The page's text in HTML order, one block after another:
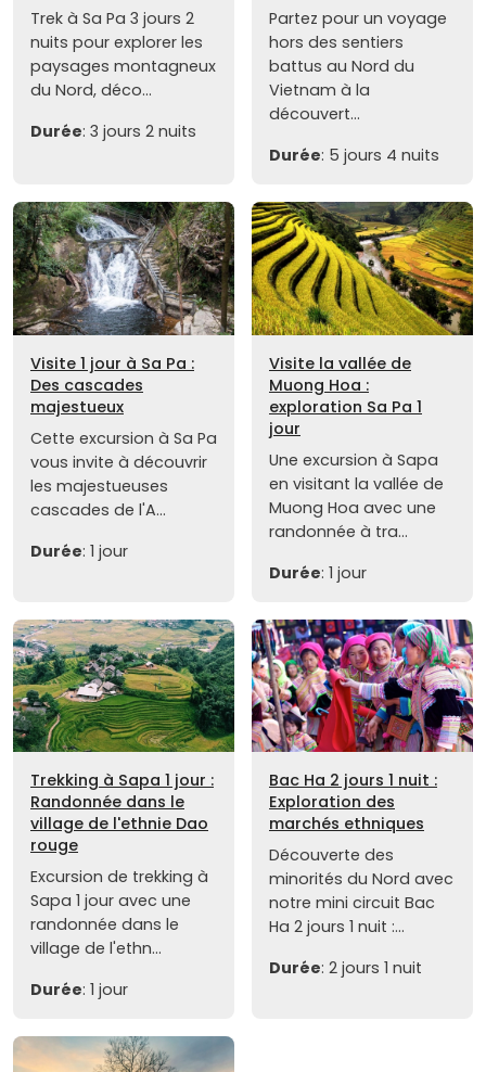
Trek à Sa Pa 3 jours 2
nuits pour explorer les
paysages montagneux
du Nord, déco...
Durée: 3 jours 2 nuits
Partez pour un voyage
hors des sentiers
battus au Nord du
Vietnam à la
découvert...
Durée: 5 jours 4 nuits
Visite 1 jour à Sa Pa :
Des cascades
majestueux
Cette excursion à Sa Pa
vous invite à découvrir
les majestueuses
cascades de l'A...
Durée: 1 jour
Visite la vallée de
Muong Hoa :
exploration Sa Pa 1
jour
Une excursion à Sapa
en visitant la vallée de
Muong Hoa avec une
randonnée à tra...
Durée: 1 jour
Trekking à Sapa 1 jour :
Randonnée dans le
village de l'ethnie Dao
rouge
Excursion de trekking à
Sapa 1 jour avec une
randonnée dans le
village de l'ethn...
Durée: 1 jour
Bac Ha 2 jours 1 nuit :
Exploration des
marchés ethniques
Découverte des
minorités du Nord avec
notre mini circuit Bac
Ha 2 jours 1 nuit :...
Durée: 2 jours 1 nuit